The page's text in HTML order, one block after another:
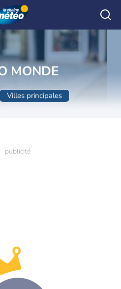
MONDE
Villes principales